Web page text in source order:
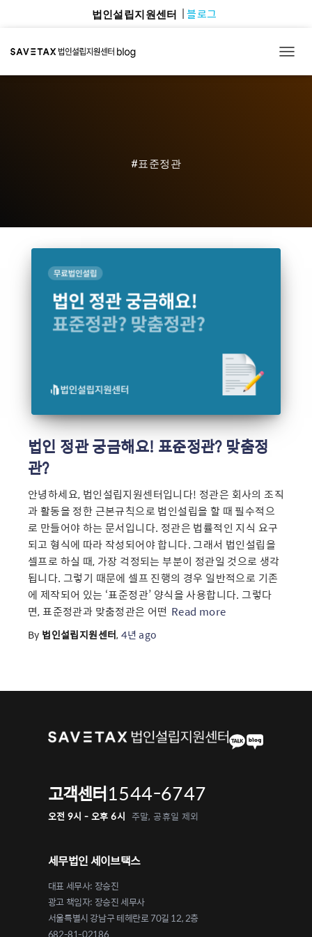
법인설립지원센터 블로그
#표준정관
법인 정관 궁금해요! 표준정관? 맞춤정
관?
안녕하세요, 법인설립지원센터입니다! 정관은 회사의 조직
과 활동을 정한 근본규칙으로 법인설립을 할 때 필수적으
로 만들어야 하는 문서입니다. 정관은 법률적인 지식 요구
되고 형식에 따라 작성되어야 합니다. 그래서 법인설립을
셀프로 하실 때, 가장 걱정되는 부분이 정관일 것으로 생각
됩니다. 그렇기 때문에 셀프 진행의 경우 일반적으로 기존
에 제작되어 있는 ‘표준정관’ 양식을 사용합니다. 그렇다
면, 표준정관과 맞춤정관은 어떤 Read more
By 법인설립지원센터,4년 ago
고객센터1544-6747
오전 9시 - 오후 6시 주말, 공휴일 제외
세무법인 세이브택스
대표 세무사: 장승진
광고 책임자: 장승진 세무사
서울특별시 강남구 테헤란로 70길 12, 2층
682-81-02186